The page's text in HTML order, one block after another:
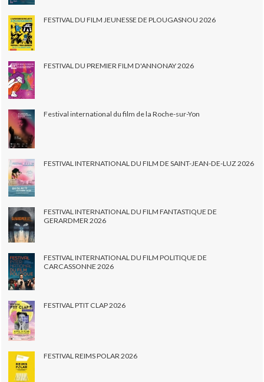
FESTIVAL DU FILM JEUNESSE DE PLOUGASNOU 2026
FESTIVAL DU PREMIER FILM D'ANNONAY 2026
Festival international du film de la Roche-sur-Yon
FESTIVAL INTERNATIONAL DU FILM DE SAINT-JEAN-DE-LUZ 2026
FESTIVAL INTERNATIONAL DU FILM FANTASTIQUE DE
GERARDMER 2026
FESTIVAL INTERNATIONAL DU FILM POLITIQUE DE
CARCASSONNE 2026
FESTIVAL PTIT CLAP 2026
FESTIVAL REIMS POLAR 2026